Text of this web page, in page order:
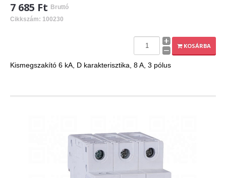
7 685 Ft Bruttó
Cikkszám: 100230
KOSÁRBA
Kismegszakító 6 kA, D karakterisztika, 8 A, 3 pólus